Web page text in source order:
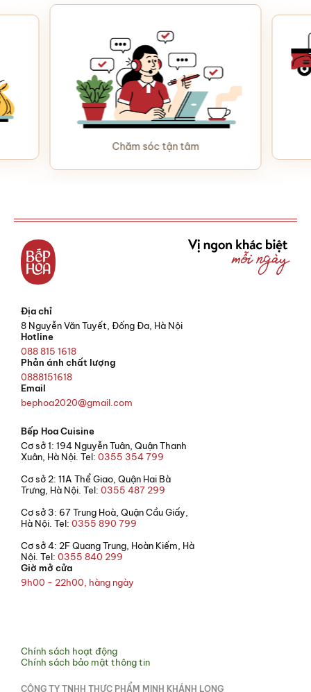
Chăm sóc tận tâm
Địa chỉ
8 Nguyễn Văn Tuyết, Đống Đa, Hà Nội
Hotline
088 815 1618
Phản ánh chất lượng
0888151618
Email
bephoa2020@gmail.com
Bếp Hoa Cuisine
Cơ sở 1: 194 Nguyễn Tuân, Quận Thanh
Xuân, Hà Nội. Tel: 0355 354 799
Cơ sở 2: 11A Thể Giao, Quận Hai Bà
Trưng, Hà Nội. Tel: 0355 487 299
Cơ sở 3: 67 Trung Hoà, Quận Cầu Giấy,
Hà Nội. Tel: 0355 890 799
Cơ sở 4: 2F Quang Trung, Hoàn Kiếm, Hà
Nội. Tel: 0355 840 299
Giờ mở cửa
9h00 - 22h00, hàng ngày
Chính sách hoạt động
Chính sách bảo mật thông tin
CÔNG TY TNHH THỰC PHẨM MINH KHÁNH LONG